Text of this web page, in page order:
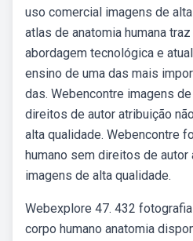
uso comercial imagens de
atlas de anatomia humana
abordagem tecnológica e
ensino de uma das mais
das. Webencontre imagens
direitos de autor atribuição
alta qualidade. Webencontre
humano sem direitos de autor
imagens de alta qualidade.
Webexplore 47. 432
corpo humano anatomia